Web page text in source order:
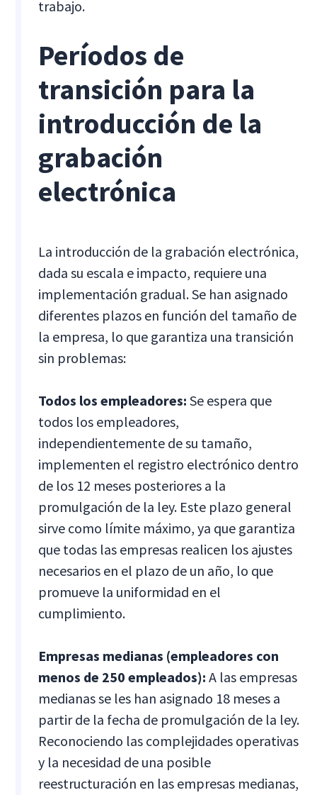
trabajo.
Períodos de
transición para la
introducción de la
grabación
electrónica
La introducción de la grabación electrónica,
dada su escala e impacto, requiere una
implementación gradual. Se han asignado
diferentes plazos en función del tamaño de
la empresa, lo que garantiza una transición
sin problemas:
Todos los empleadores:Se espera que
todos los empleadores,
independientemente de su tamaño,
implementen el registro electrónico dentro
de los 12 meses posteriores a la
promulgación de la ley. Este plazo general
sirve como límite máximo, ya que garantiza
que todas las empresas realicen los ajustes
necesarios en el plazo de un año, lo que
promueve la uniformidad en el
cumplimiento.
Empresas medianas (empleadores con
menos de 250 empleados):A las empresas
medianas se les han asignado 18 meses a
partir de la fecha de promulgación de la ley.
Reconociendo las complejidades operativas
y la necesidad de una posible
reestructuración en las empresas medianas,